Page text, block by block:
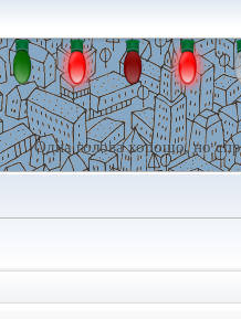
Одна голова хорошо, но